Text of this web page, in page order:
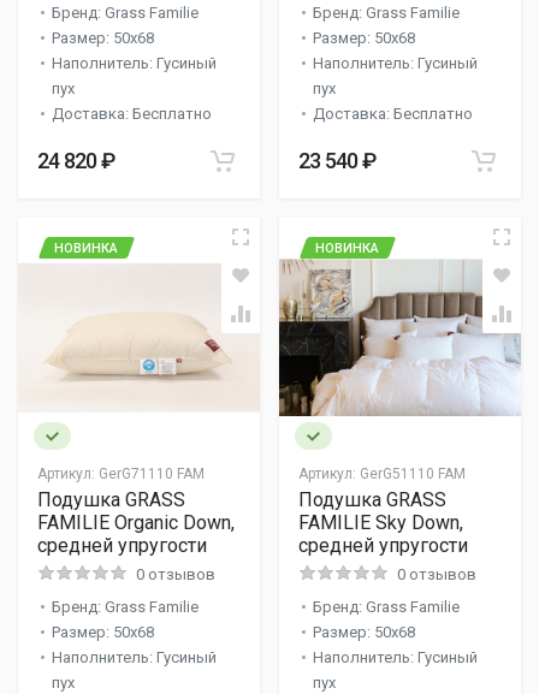
Бренд: Grass Familie
Размер: 50x68
Наполнитель: Гусиный
пух
Доставка: Бесплатно
24 820 ₽
Бренд: Grass Familie
Размер: 50x68
Наполнитель: Гусиный
пух
Доставка: Бесплатно
23 540 ₽
Артикул: GerG71110 FAM
НОВИНКА
Подушка GRASS
FAMILIE Organic Down,
средней упругости
0 отзывов
Бренд: Grass Familie
Размер: 50x68
Наполнитель: Гусиный
пух
Артикул: GerG51110 FAM
НОВИНКА
Подушка GRASS
FAMILIE Sky Down,
средней упругости
0 отзывов
Бренд: Grass Familie
Размер: 50x68
Наполнитель: Гусиный
пух